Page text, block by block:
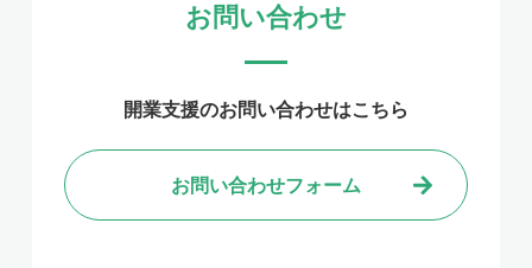
お問い合わせ
開業支援のお問い合わせはこちら
お問い合わせフォーム